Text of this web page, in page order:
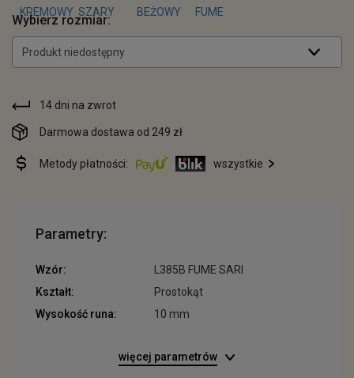
Wybierz rozmiar:
Produkt niedostępny
14 dni na zwrot
Darmowa dostawa od 249 zł
Metody płatności: wszystkie
Parametry:
Wzór:
L385B FUME SARI
Kształt:
Prostokąt
Wysokość runa:
10 mm
więcej parametrów